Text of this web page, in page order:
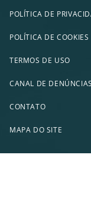
POLÍTICA DE
POLÍTICA DE COOKIES
TERMOS DE USO
CANAL DE
CONTATO
MAPA DO SITE